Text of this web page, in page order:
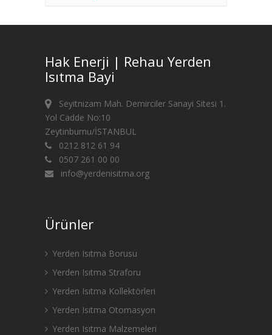
Hak Enerji | Rehau Yerden
Isıtma Bayi
Seyitnizam Mah. Demirciler Sanayi Sitesi 1.
Yol Cadde No:10
Zeytinburnu/İSTANBUL
0212 812 61 94
0507 261 00 00
info@yerdenisitma.org
Ürünler
Yerden Isıtma Borusu
Yerden Isıtma Straforu
Yerden Isıtma Kollektörleri
Yerden Isıtma Otomasyon
Yerden Isıtma Malzemeleri